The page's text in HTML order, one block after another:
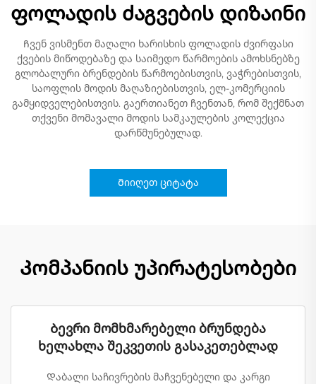
ფოლადის ძაგვების დიზაინი
Ჩვენ ვისმენთ მაღალი ხარისხის ფოლადის ძვირფასი
ქვების მიწოდებაზე და საიმედო წარმოების ამოხსნებზე
გლობალური ბრენდების წარმოებისთვის, ვაჭრებისთვის,
საოფლის მოდის მაღაზიებისთვის, ელ-კომერციის
გამყიდველებისთვის. გაერთიანეთ ჩვენთან, რომ შექმნათ
თქვენი მომავალი მოდის სამკაულების კოლექცია
დარწმუნებულად.
Მიიღეთ ციტატა
Კომპანიის უპირატესობები
Ბევრი მომხმარებელი ბრუნდება
ხელახლა შეკვეთის გასაკეთებლად
Დაბალი საჩივრების მაჩვენებელი და კარგი